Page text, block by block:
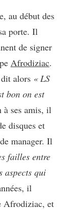
au début des
porte. Il
de signer
Afrodiziac.
alors « LS
bon on est
à ses amis, il
disques et
manager. Il
failles entre
aspects qui
il
Afrodiziac, et